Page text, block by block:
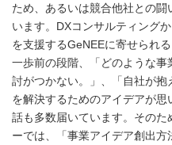
ため、あるいは競合他社との
います。DXコンサルティング
を支援するGeNEEに寄せられ
一歩前の段階、「どのような
討がつかない。」、「自社が抱
を解決するためのアイデアが
話も多数届いています。その
ーでは、「事業アイデア創出